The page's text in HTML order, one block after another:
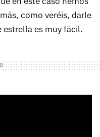
como veréis, darle
es muy fácil.